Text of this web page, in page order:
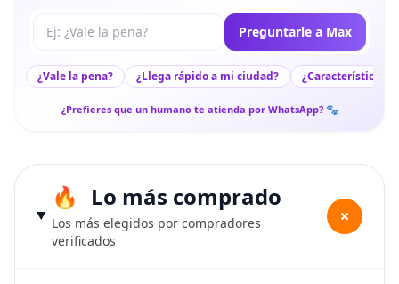
Tu pregunta a Max Preguntarle a Max
¿Vale la pena? ¿Llega rápido a mi ciudad? ¿Características
¿Prefieres que un humano te atienda por WhatsApp? 🐾
Lo más comprado
Los más elegidos por compradores
verificados
+